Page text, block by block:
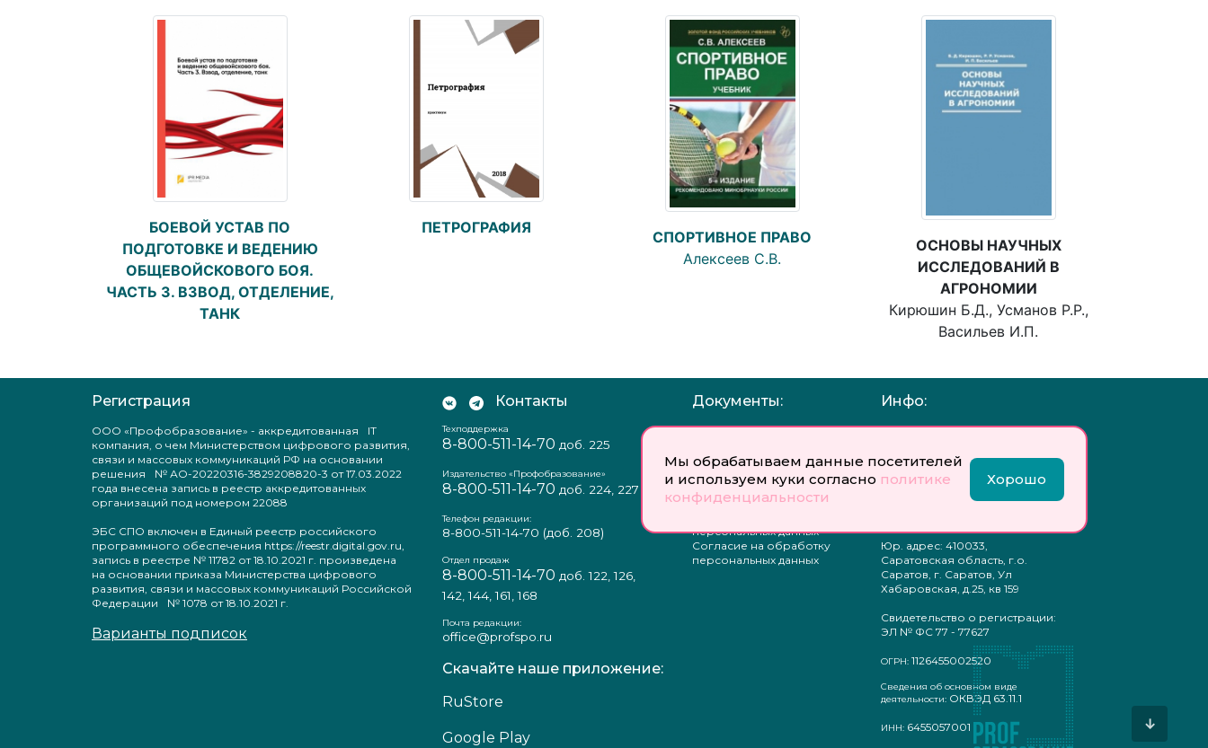
Мы обрабатываем данные посетителей
и используем куки согласно политике
конфиденциальности
Хорошо
БОЕВОЙ УСТАВ ПО
ПОДГОТОВКЕ И ВЕДЕНИЮ
ОБЩЕВОЙСКОВОГО БОЯ.
ЧАСТЬ 3. ВЗВОД, ОТДЕЛЕНИЕ,
ТАНК
ПЕТРОГРАФИЯ
СПОРТИВНОЕ ПРАВО
Алексеев С.В.
ОСНОВЫ НАУЧНЫХ
ИССЛЕДОВАНИЙ В
АГРОНОМИИ
Кирюшин Б.Д., Усманов Р.Р.,
Васильев И.П.
Регистрация
ООО «Профобразование» - аккредитованная IT
компания, о чем Министерством цифрового развития,
связи и массовых коммуникаций РФ на основании
решения № АО-20220316-3829208820-3 от 17.03.2022
года внесена запись в реестр аккредитованных
организаций под номером 22088
ЭБС СПО включен в Единый реестр российского
программного обеспечения https://reestr.digital.gov.ru,
запись в реестре № 11782 от 18.10.2021 г. произведена
на основании приказа Министерства цифрового
развития, связи и массовых коммуникаций Российской
Федерации № 1078 от 18.10.2021 г.
Варианты подписок
Контакты
Техподдержка
8-800-511-14-70 доб. 225
Издательство «Профобразование»
8-800-511-14-70 доб. 224, 227
Телефон редакции:
8-800-511-14-70 (доб. 208)
Отдел продаж
8-800-511-14-70 доб. 122, 126,
142, 144, 161, 168
Почта редакции:
office@profspo.ru
Скачайте наше приложение:
RuStore
Google Play
Документы:
Отзыв согласия на обработку
Пользовательское
соглашение
Политика
конфиденциальности
персональных данных
Согласие на обработку
персональных данных
Инфо:
Учредитель: Общество с
ответственностью
«Профобразование»
Главный редактор: Богатырева
Юр. адрес: 410033,
Саратовская область, г.о.
Саратов, г. Саратов, Ул
Хабаровская, д.25, кв 159
Свидетельство о регистрации:
ЭЛ № ФС 77 - 77627
ОГРН: 1126455002520
Сведения об основном виде
деятельности: ОКВЭД 63.11.1
ИНН: 6455057001 ↓